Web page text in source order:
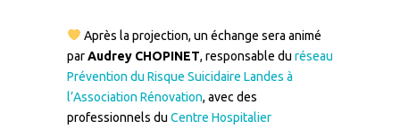
Après la projection, un échange sera animé
parAudrey CHOPINET, responsable du réseau
Prévention du Risque Suicidaire Landes à
l’Association Rénovation, avec des
professionnels du Centre Hospitalier